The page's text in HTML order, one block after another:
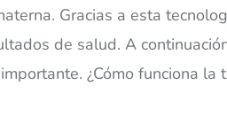
Gracias a esta
de salud. A
¿Cómo funciona